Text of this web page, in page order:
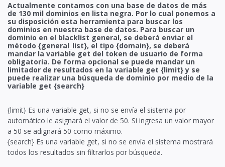
Actualmente contamos con una base de datos de más
de 130 mil dominios en lista negra. Por lo cual ponemos a
su disposición esta herramienta para buscar los
dominios en nuestra base de datos. Para buscar un
dominio en el blacklist general, se deberá enviar el
método {general_list}, el tipo {domain}, se deberá
mandar la variable get del token de usuario de forma
obligatoria. De forma opcional se puede mandar un
limitador de resultados en la variable get {limit} y se
puede realizar una búsqueda de dominio por medio de la
variable get {search}
{limit} Es una variable get, si no se envía el sistema por
automático le asignará el valor de 50. Si ingresa un valor mayor
a 50 se adignará 50 como máximo.
{search} Es una variable get, si no se envía el sistema mostrará
todos los resultados sin filtrarlos por búsqueda.